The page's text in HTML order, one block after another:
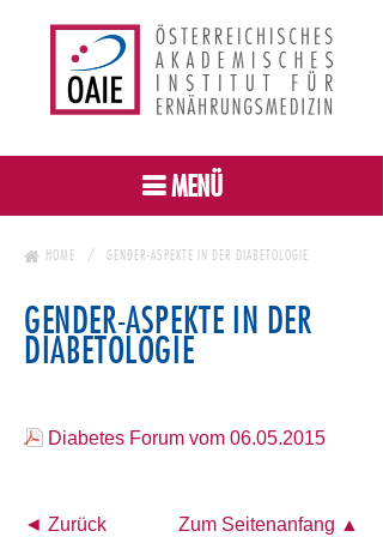
MENÜ
HOME GENDER-ASPEKTE IN DER DIABETOLOGIE
GENDER-ASPEKTE IN DER
DIABETOLOGIE
Diabetes Forum vom 06.05.2015
◄ Zurück Zum Seitenanfang ▲